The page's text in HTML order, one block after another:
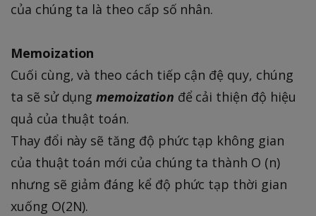
của chúng ta là theo cấp số nhân.
Memoization
Cuối cùng, và theo cách tiếp cận đệ quy, chúng
ta sẽ sử dụngmemoization để cải thiện độ hiệu
quả của thuật toán.
Thay đổi này sẽ tăng độ phức tạp không gian
của thuật toán mới của chúng ta thành O (n)
nhưng sẽ giảm đáng kể độ phức tạp thời gian
xuống O(2N).